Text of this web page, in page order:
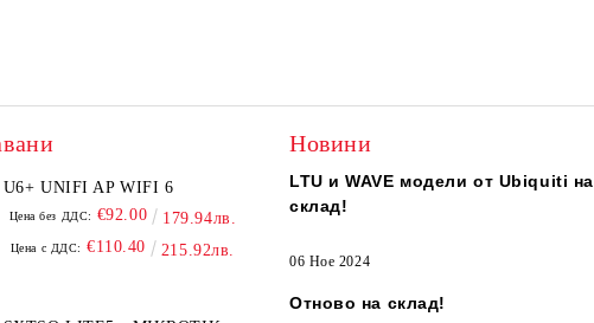
U6+ UNIFI AP WIFI 6
Цена без ДДС: €92.00 179.94лв.
Цена с ДДС: €110.40 215.92лв.
Новини
LTU и WAVE модели от Ubiquiti на
склад!
06 Ное 2024
Отново на склад!